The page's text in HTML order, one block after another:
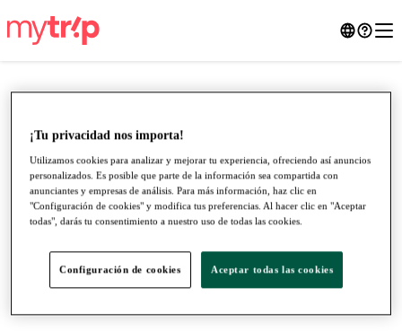
●●●
¡Tu privacidad nos importa!
Utilizamos cookies para analizar y mejorar tu experiencia, ofreciendo así anuncios
personalizados. Es posible que parte de la información sea compartida con
anunciantes y empresas de análisis. Para más información, haz clic en
"Configuración de cookies" y modifica tus preferencias. Al hacer clic en "Aceptar
todas", darás tu consentimiento a nuestro uso de todas las cookies.
Configuración de cookies Aceptar todas las cookies